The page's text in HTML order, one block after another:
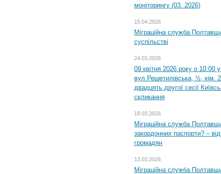
моніторингу (03. 2026)
15.04.2026
Міграційна служба
суспільстві
24.03.2026
09 квітня 2026 року о 10:00
вул.Решетилівська, ½, кім.
двадцять другої сесії
скликання
18.03.2026
Міграційна служба
закордонних паспорти? –
громадян
13.03.2026
Міграційна служба